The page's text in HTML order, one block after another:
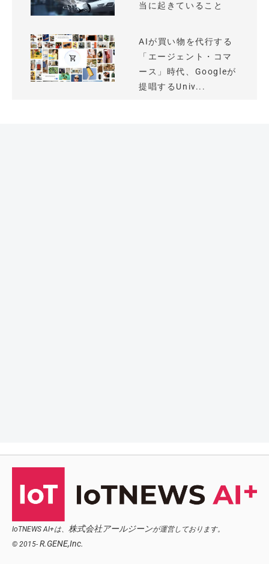
当に起きていること
AIが買い物を代行する
「エージェント・コマ
ース」時代、Googleが
提唱するUniv...
IoTNEWS AI+は、 株式会社アールジーンが運営しております。
© 2015- R.GENE,Inc.